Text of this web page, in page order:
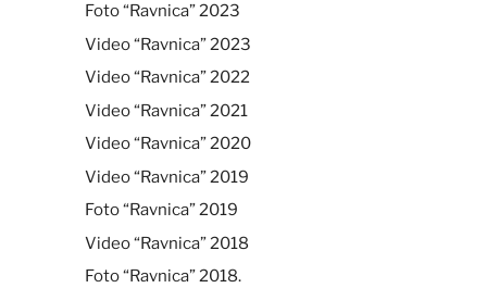
Foto “Ravnica” 2023
Video “Ravnica” 2023
Video “Ravnica” 2022
Video “Ravnica” 2021
Video “Ravnica” 2020
Video “Ravnica” 2019
Foto “Ravnica” 2019
Video “Ravnica” 2018
Foto “Ravnica” 2018.